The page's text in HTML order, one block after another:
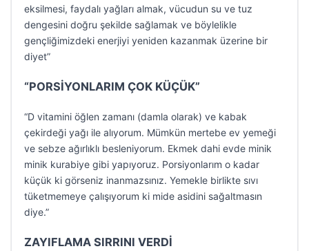
eksilmesi, faydalı yağları almak, vücudun su ve tuz
dengesini doğru şekilde sağlamak ve böylelikle
gençliğimizdeki enerjiyi yeniden kazanmak üzerine bir
diyet”
“PORSİYONLARIM ÇOK KÜÇÜK”
“D vitamini öğlen zamanı (damla olarak) ve kabak
çekirdeği yağı ile alıyorum. Mümkün mertebe ev yemeği
ve sebze ağırlıklı besleniyorum. Ekmek dahi evde minik
minik kurabiye gibi yapıyoruz. Porsiyonlarım o kadar
küçük ki görseniz inanmazsınız. Yemekle birlikte sıvı
tüketmemeye çalışıyorum ki mide asidini sağaltmasın
diye.”
ZAYIFLAMA SIRRINI VERDİ